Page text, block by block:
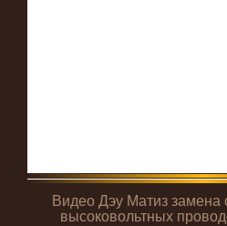
Видео Дэу Матиз замена
высоковольтных